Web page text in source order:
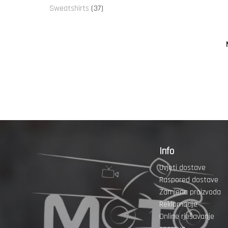
proizvoda
Sweatshirts 3737
Info
Uvjeti dostave
Raspored dostave
Zamjena proizvoda
Reklamacije
Online rješavanje